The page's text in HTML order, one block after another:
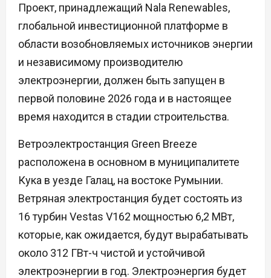
Проект, принадлежащий Nala Renewables,
глобальной инвестиционной платформе в
области возобновляемых источников энергии
и независимому производителю
электроэнергии, должен быть запущен в
первой половине 2026 года и в настоящее
время находится в стадии строительства.
Ветроэлектростанция Green Breeze
расположена в основном в муниципалитете
Кука в уезде Галац, на востоке Румынии.
Ветряная электростанция будет состоять из
16 турбин Vestas V162 мощностью 6,2 МВт,
которые, как ожидается, будут вырабатывать
около 312 ГВт-ч чистой и устойчивой
электроэнергии в год. Электроэнергия будет